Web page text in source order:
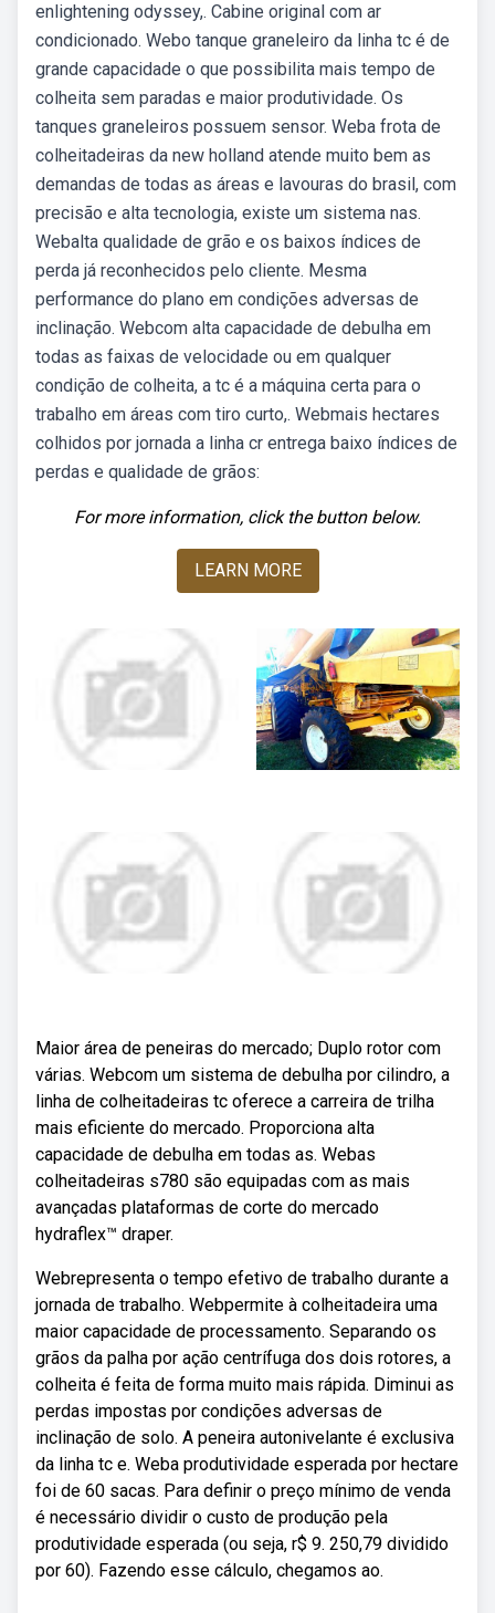
enlightening odyssey,. Cabine original com ar
condicionado. Webo tanque graneleiro da linha tc é de
grande capacidade o que possibilita mais tempo de
colheita sem paradas e maior produtividade. Os
tanques graneleiros possuem sensor. Weba frota de
colheitadeiras da new holland atende muito bem as
demandas de todas as áreas e lavouras do brasil, com
precisão e alta tecnologia, existe um sistema nas.
Webalta qualidade de grão e os baixos índices de
perda já reconhecidos pelo cliente. Mesma
performance do plano em condições adversas de
inclinação. Webcom alta capacidade de debulha em
todas as faixas de velocidade ou em qualquer
condição de colheita, a tc é a máquina certa para o
trabalho em áreas com tiro curto,. Webmais hectares
colhidos por jornada a linha cr entrega baixo índices de
perdas e qualidade de grãos:
For more information, click the button below.
LEARN MORE
Maior área de peneiras do mercado; Duplo rotor com
várias. Webcom um sistema de debulha por cilindro, a
linha de colheitadeiras tc oferece a carreira de trilha
mais eficiente do mercado. Proporciona alta
capacidade de debulha em todas as. Webas
colheitadeiras s780 são equipadas com as mais
avançadas plataformas de corte do mercado
hydraflex™ draper.
Webrepresenta o tempo efetivo de trabalho durante a
jornada de trabalho. Webpermite à colheitadeira uma
maior capacidade de processamento. Separando os
grãos da palha por ação centrífuga dos dois rotores, a
colheita é feita de forma muito mais rápida. Diminui as
perdas impostas por condições adversas de
inclinação de solo. A peneira autonivelante é exclusiva
da linha tc e. Weba produtividade esperada por hectare
foi de 60 sacas. Para definir o preço mínimo de venda
é necessário dividir o custo de produção pela
produtividade esperada (ou seja, r$ 9. 250,79 dividido
por 60). Fazendo esse cálculo, chegamos ao.